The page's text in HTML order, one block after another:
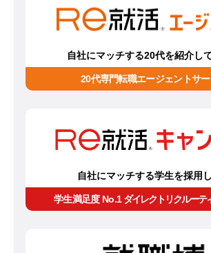
20代専門転職エージェントサ
自社にマッチする20代を紹介し
学生満足度 No.1ダイレクトリクルーテ
自社にマッチする学生を採用